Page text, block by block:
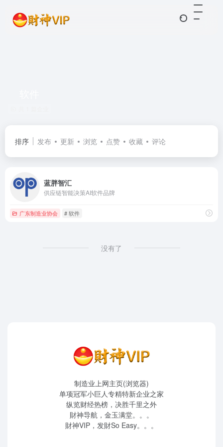
排序 发布 更新 浏览 点赞 收藏 评论
蓝胖智汇
供应链智能决策AI软件品牌
广东制造业协会 # 软件
没有了
制造业上网主页(浏览器)
单项冠军小巨人专精特新企业之家
纵览财经热榜，决胜千里之外
財神导航，金玉满堂。。。
財神VIP，发財So Easy。。。